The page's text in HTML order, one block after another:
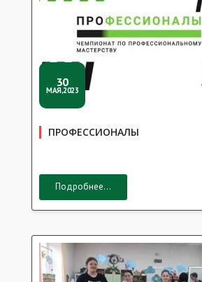
30
МАЯ,2023
ПРОФЕССИОНАЛЫ
Подробнее...